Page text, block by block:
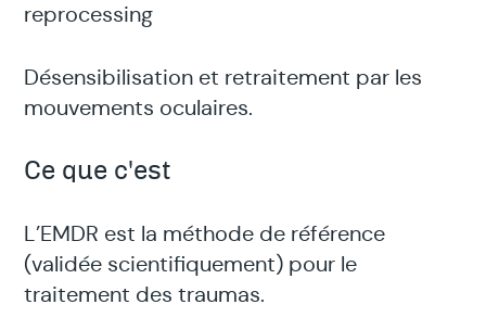
reprocessing
Désensibilisation et retraitement par les
mouvements oculaires.
Ce que c'est
L’EMDR est la méthode de référence
(validée scientifiquement) pour le
traitement des traumas.